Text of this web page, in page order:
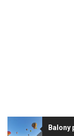
Balony